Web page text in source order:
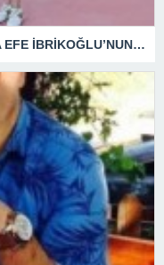
YENİLENEN BASKETBOL SAHASINA EFE İBRİKOĞLU’NUN ADI VERİLDİ